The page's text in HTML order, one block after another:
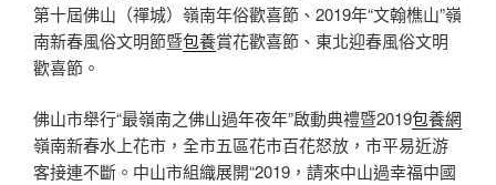
第十屆佛山（禪城）嶺南年俗歡喜節、2019年“文翰樵山”嶺
南新春風俗文明節暨包養賞花歡喜節、東北迎春風俗文明
歡喜節。
佛山市舉行“最嶺南之佛山過年夜年”啟動典禮暨2019包養網
嶺南新春水上花市，全市五區花市百花怒放，市平易近游
客接連不斷。中山市組織展開“2019，請來中山過幸福中國